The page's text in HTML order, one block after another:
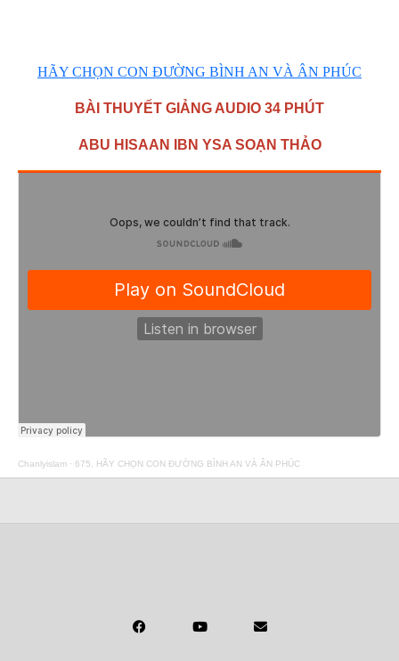
HÃY CHỌN CON ĐƯỜNG BÌNH AN VÀ ÂN PHÚC
BÀI THUYẾT GIẢNG AUDIO 34 PHÚT
ABU HISAAN IBN YSA SOẠN THẢO
Chanlyislam · 675. HÃY CHỌN CON ĐƯỜNG BÌNH AN VÀ ÂN PHÚC